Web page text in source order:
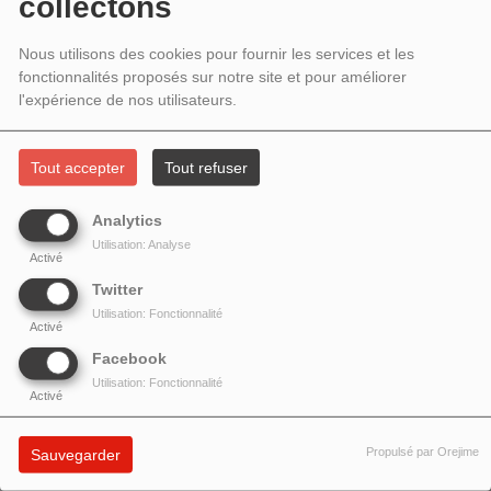
Nous utilisons des cookies pour fournir les services et les
fonctionnalités proposés sur notre site et pour améliorer
l'expérience de nos utilisateurs.
Tout accepter Tout refuser
Analytics
Activé
Utilisation: Analyse
Twitter
Activé
Utilisation: Fonctionnalité
Facebook
Activé
Utilisation: Fonctionnalité
Sauvegarder Propulsé par Orejime
FESTIVAL DE CANNES 2026